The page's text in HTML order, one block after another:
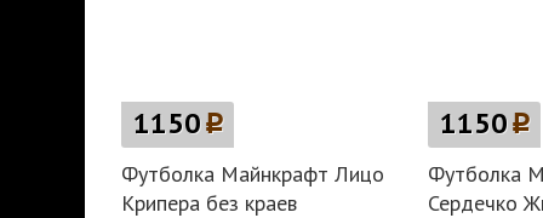
1150p
Футболка Майнкрафт Лицо
Крипера без краев
1150p
Футболка
Сердечко